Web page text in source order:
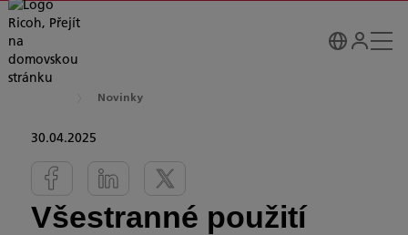
Novinky
30.04.2025
Všestranné použití